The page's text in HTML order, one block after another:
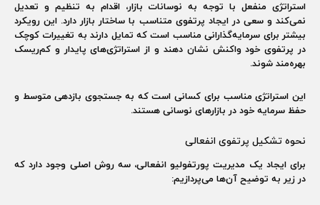
استراتژی منفعل با توجه به نوسانات بازار، اقدام به تنظیم و تعدیل
نمی‌کند و سعی در ایجاد پرتفوی متناسب با ساختار بازار دارد. این رویکرد
بیشتر برای سرمایه‌گذارانی مناسب است که تمایل دارند به تغییرات کوچک
در پرتفوی خود واکنش نشان دهند و از استراتژی‌های پایدار و کم‌ریسک
بهره‌مند شوند.
این استراتژی مناسب برای کسانی است که به جستجوی بازدهی متوسط و
حفظ سرمایه‌ خود در بازارهای نوسانی هستند.
نحوه تشکیل پرتفوی انفعالی
برای ایجاد یک مدیریت پورتفولیو انفعالی، سه روش اصلی وجود دارد که
در زیر به توضیح آن‌ها می‌پردازیم: